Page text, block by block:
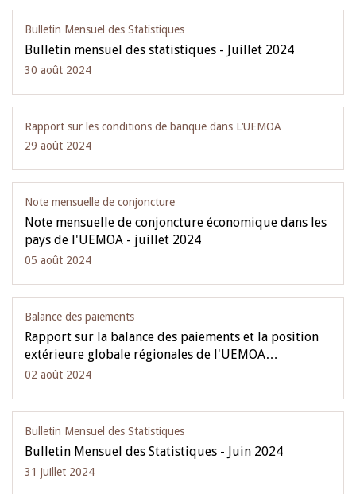
Bulletin Mensuel des Statistiques
Bulletin mensuel des statistiques - Juillet 2024
30 août 2024
Rapport sur les conditions de banque dans L‘UEMOA
29 août 2024
Note mensuelle de conjoncture
Note mensuelle de conjoncture économique dans les
pays de l'UEMOA - juillet 2024
05 août 2024
Balance des paiements
Rapport sur la balance des paiements et la position
extérieure globale régionales de l'UEMOA…
02 août 2024
Bulletin Mensuel des Statistiques
Bulletin Mensuel des Statistiques - Juin 2024
31 juillet 2024